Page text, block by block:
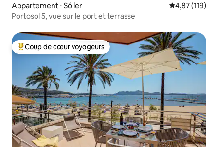
Appartement ⋅ Sóller Évaluation
4,87 (119)
Portosol 5, vue sur le port et terrasse
Coups de cœur voyageurs les plus appréciés
Coup de cœur voyageurs